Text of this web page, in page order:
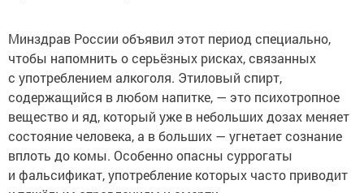
Минздрав России объявил этот период специально,
чтобы напомнить о серьёзных рисках, связанных
с употреблением алкоголя. Этиловый спирт,
содержащийся в любом напитке, — это психотропное
вещество и яд, который уже в небольших дозах меняет
состояние человека, а в больших — угнетает сознание
вплоть до комы. Особенно опасны суррогаты
и фальсификат, употребление которых часто приводит